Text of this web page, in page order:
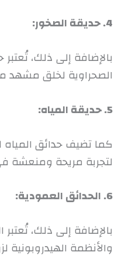
4. حديقة الصخور:
بالإضافة إلى ذلك،
الصحراوية لخلق
5. حديقة المياه:
كما تضيف حدائق
لتجربة مريحة ومنعشة
6. الحدائق العمودية:
بالإضافة إلى ذلك،
والأنظمة الهيدروبونية